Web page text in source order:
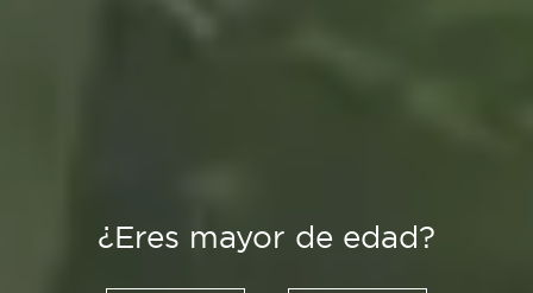
¿Eres mayor de edad?
Es Tendencia